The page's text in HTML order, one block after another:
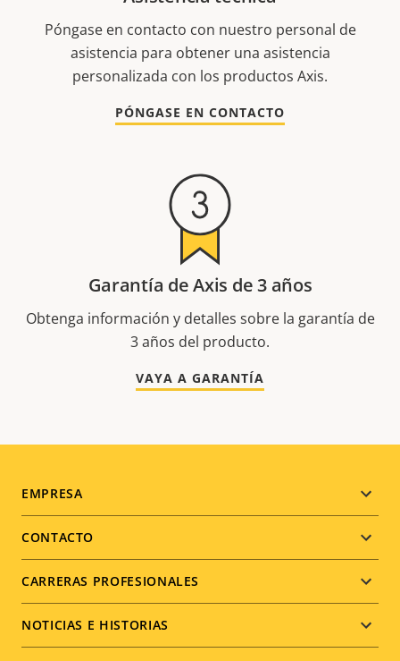
Póngase en contacto con nuestro personal de
asistencia para obtener una asistencia
personalizada con los productos Axis.
PÓNGASE EN CONTACTO
Garantía de Axis de 3 años
Obtenga información y detalles sobre la garantía de
3 años del producto.
VAYA A GARANTÍA
Footer
menu
EMPRESA
CONTACTO
CARRERAS PROFESIONALES
NOTICIAS E HISTORIAS